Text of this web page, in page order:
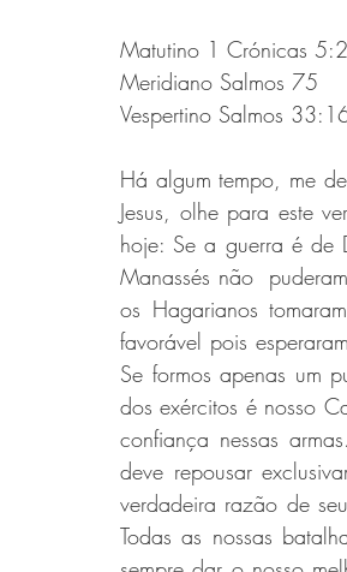
Matutino 1 Crónicas
Meridiano Salmos 75
Vespertino Salmos
Há algum tempo, me
Jesus, olhe para este
hoje: Se a guerra é de
Manassés não
os Hagarianos
favorável pois
Se formos apenas um
dos exércitos é nosso
confiança nessas
deve repousar
verdadeira razão de
Todas as nossas